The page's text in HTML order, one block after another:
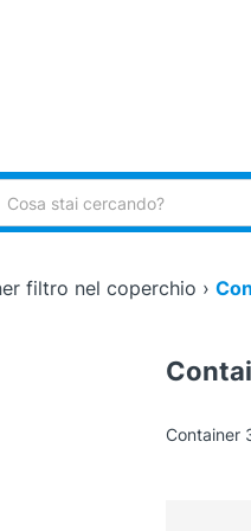
filtro nel coperchio ›
Container